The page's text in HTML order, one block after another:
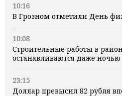
10:16
В Грозном отметили День
10:08
Строительные работы в
останавливаются даже ночью
23:15
Доллар превысил 82 рубля